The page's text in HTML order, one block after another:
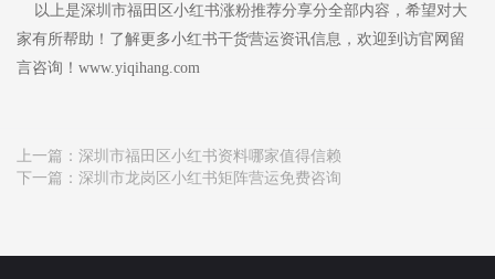
以上是深圳市福田区小红书涨粉推荐分享分全部内容，希望对大
家有所帮助！了解更多小红书干货营运资讯信息，欢迎到访官网留
言咨询！www.yiqihang.com
上一篇： 深圳市福田区小红书资料哪家值得信赖
下一篇： 深圳市龙岗区小红书矩阵营运免费咨询